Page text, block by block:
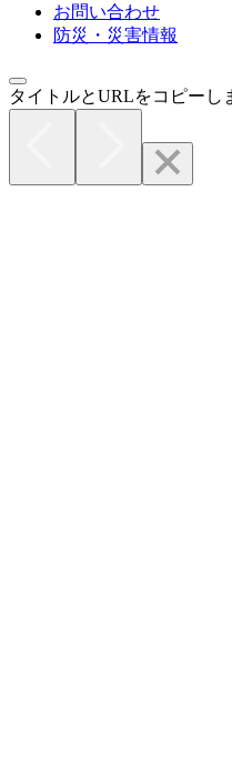
お問い合わせ
防災・災害情報
タイトルとURLをコピーし